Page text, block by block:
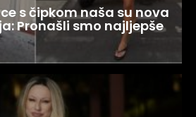
s čipkom naša su nova
Pronašli smo najljepše